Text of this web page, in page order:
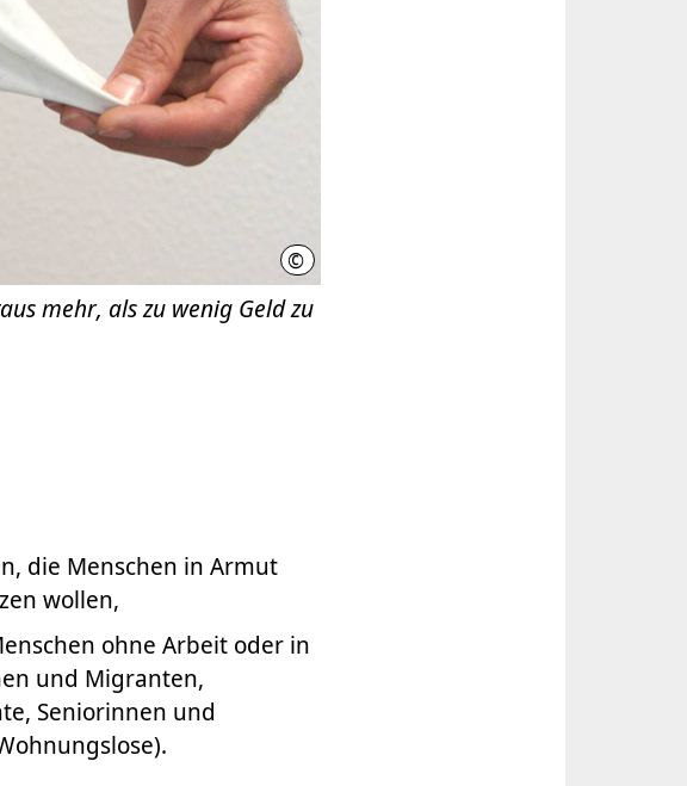
© Lea Witte
mehr, als zu wenig Geld zu
die Menschen in Armut
wollen,
ohne Arbeit oder in
und Migranten,
Seniorinnen und